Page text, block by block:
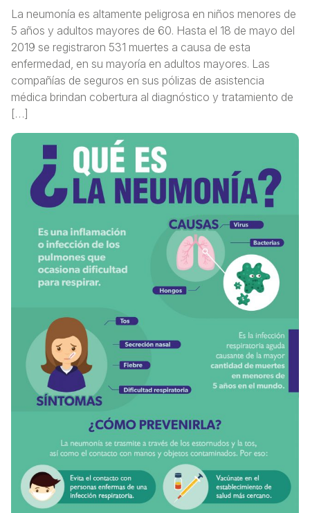
La neumonía es altamente peligrosa en niños menores de
5 años y adultos mayores de 60. Hasta el 18 de mayo del
2019 se registraron 531 muertes a causa de esta
enfermedad, en su mayoría en adultos mayores. Las
compañías de seguros en sus pólizas de asistencia
médica brindan cobertura al diagnóstico y tratamiento de
[…]